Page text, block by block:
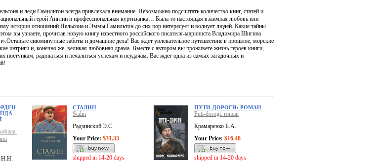
и леди Гамильтон всегда привлекала внимание. Невозможно подсчитать количество книг, статей и
герой Англии и профессиональная куртизанка… Была то настоящая взаимная любовь или
история отношений Нельсона и Эммы Гамильтон до сих пор интересует и волнует людей. Какие тайны
вы узнаете, прочитав новую книгу известного российского писателя-мариниста Владимира Шигина
сиюминутные заботы и домашние дела! Вас ждет увлекательное путешествие в прошлое, морские
интриги и, конечно же, великая любовная драма. Вместе с автором вы проживете жизнь героев книги,
поступкам, радоваться и печалиться успехам и неудачам. Вас ждет одна из самых загадочных и
Н.Н.
СТАЛИН
Stalin
Радзинский Э.С.
Your Price: $31.33
shipped in 14-20 days
ПУТИ-ДОРОГИ: РОМАН
Puti-dorogi: roman
Крамаренко Б.А.
Your Price: $16.48
shipped in 14-20 days